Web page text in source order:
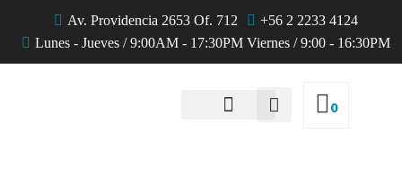
Av. Providencia 2653 Of. 712
+56 2 2233 4124
Lunes - Jueves / 9:00AM - 17:30PM Viernes / 9:00 - 16:30PM
0